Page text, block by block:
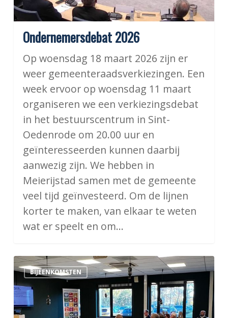
Ondernemersdebat 2026
Op woensdag 18 maart 2026 zijn er
weer gemeenteraadsverkiezingen. Een
week ervoor op woensdag 11 maart
organiseren we een verkiezingsdebat
in het bestuurscentrum in Sint-
Oedenrode om 20.00 uur en
geïnteresseerden kunnen daarbij
aanwezig zijn. We hebben in
Meierijstad samen met de gemeente
veel tijd geïnvesteerd. Om de lijnen
korter te maken, van elkaar te weten
wat er speelt en om…
Workshopserie
Data
&
AI
BIJEENKOMSTEN